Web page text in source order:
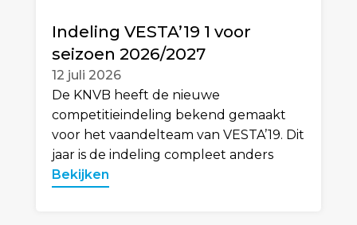
Indeling VESTA’19 1 voor
seizoen 2026/2027
12 juli 2026
De KNVB heeft de nieuwe
competitieindeling bekend gemaakt
voor het vaandelteam van VESTA’19. Dit
jaar is de indeling compleet anders
Bekijken